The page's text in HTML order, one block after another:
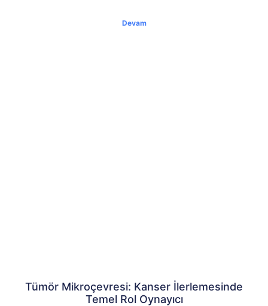
Devam
Tümör Mikroçevresi: Kanser İlerlemesinde
Temel Rol Oynayıcı